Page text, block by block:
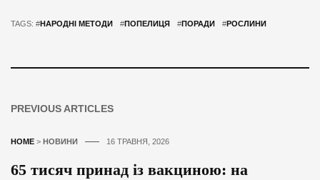
TAGS: #НАРОДНІ МЕТОДИ #ПОПЕЛИЦЯ #ПОРАДИ #РОСЛИНИ
PREVIOUS ARTICLES
HOME > НОВИНИ 16 ТРАВНЯ, 2026
65 тисяч принад із вакциною: на